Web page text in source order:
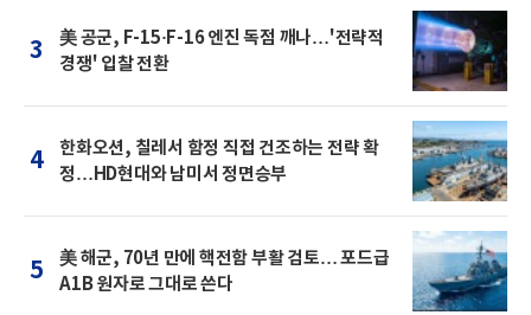
3
美 공군, F-15·F-16 엔진 독점 깨나…'전략적
경쟁' 입찰 전환
4
한화오션, 칠레서 함정 직접 건조하는 전략 확
정…HD현대와 남미서 정면승부
5
美 해군, 70년 만에 핵전함 부활 검토… 포드급
A1B 원자로 그대로 쓴다